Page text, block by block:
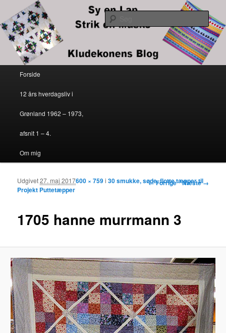
Sy en lap – strik en maske
Kludekonens blog
Søg
Fortsæt til primært indhold
Fortsæt til sekundært indhold
Forside
12 års hverdagsliv i
Grønland 1962 – 1973,
afsnit 1 – 4.
Om mig
Billednavigation
← Forrige Næste →
1705 hanne murrmann 3
Udgivet27. maj 2017600 × 759i30 smukke, søde, flotte tæpper til
Projekt Puttetæpper